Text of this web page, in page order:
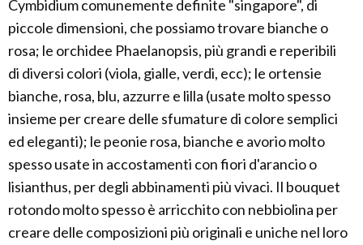
Cymbidium comunemente definite "singapore", di
piccole dimensioni, che possiamo trovare bianche o
rosa; le orchidee Phaelanopsis, più grandi e reperibili
di diversi colori (viola, gialle, verdi, ecc); le ortensie
bianche, rosa, blu, azzurre e lilla (usate molto spesso
insieme per creare delle sfumature di colore semplici
ed eleganti); le peonie rosa, bianche e avorio molto
spesso usate in accostamenti con fiori d'arancio o
lisianthus, per degli abbinamenti più vivaci. Il bouquet
rotondo molto spesso è arricchito con nebbiolina per
creare delle composizioni più originali e uniche nel loro